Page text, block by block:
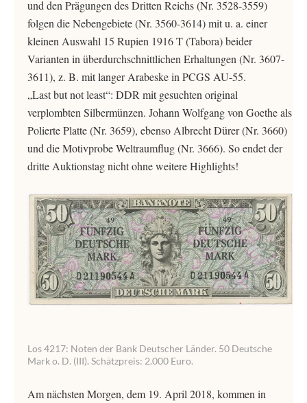
und den Prägungen des Dritten Reichs (Nr. 3528-3559)
folgen die Nebengebiete (Nr. 3560-3614) mit u. a. einer
kleinen Auswahl 15 Rupien 1916 T (Tabora) beider
Varianten in überdurchschnittlichen Erhaltungen (Nr. 3607-
3611), z. B. mit langer Arabeske in PCGS AU-55.
„Last but not least“: DDR mit gesuchten original
verplombten Silbermünzen. Johann Wolfgang von Goethe als
Polierte Platte (Nr. 3659), ebenso Albrecht Dürer (Nr. 3660)
und die Motivprobe Weltraumflug (Nr. 3666). So endet der
dritte Auktionstag nicht ohne weitere Highlights!
Los 4217: Noten der Bank Deutscher Länder. 50 Deutsche
Mark o. D. (III). Schätzpreis: 2.000 Euro.
Am nächsten Morgen, dem 19. April 2018, kommen in